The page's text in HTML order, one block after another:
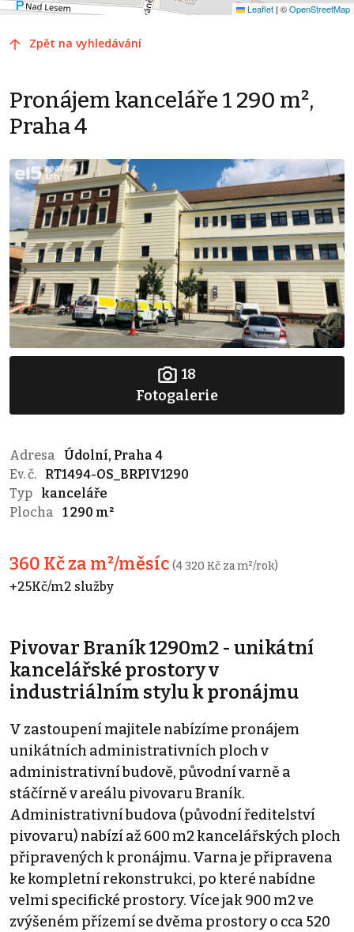
Leaflet | ©OpenStreetMap
Zpět na vyhledávání
Pronájem kanceláře 1 290 m²,
Praha 4
18
Fotogalerie
Adresa
Údolní, Praha 4
Ev. č.
RT1494-OS_BRPIV1290
Typ
kanceláře
Plocha
1 290 m²
360 Kč za m²/měsíc (4 320 Kč za m²/rok)
+25Kč/m2 služby
Pivovar Braník 1290m2 - unikátní
kancelářské prostory v
industriálním stylu k pronájmu
V zastoupení majitele nabízíme pronájem
unikátních administrativních ploch v
administrativní budově, původní varně a
stáčírně v areálu pivovaru Braník.
Administrativní budova (původní ředitelství
pivovaru) nabízí až 600 m2 kancelářských ploch
připravených k pronájmu. Varna je připravena
ke kompletní rekonstrukci, po které nabídne
velmi specifické prostory. Více jak 900 m2 ve
zvýšeném přízemí se dvěma prostory o cca 520